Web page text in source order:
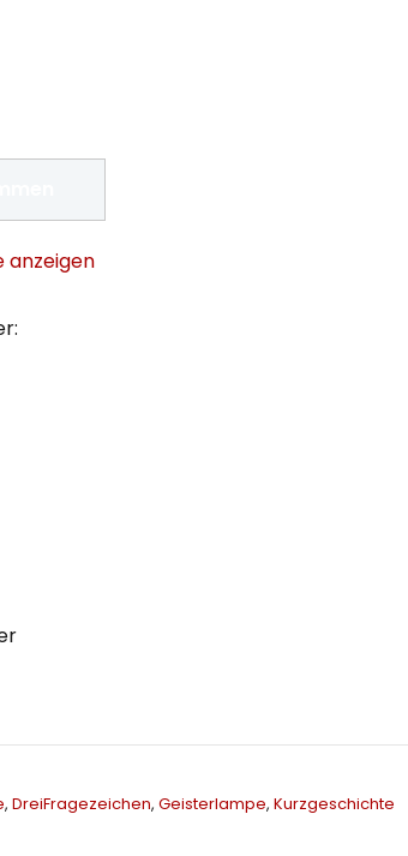
anzeigen
, DreiFragezeichen, Geisterlampe, Kurzgeschichte